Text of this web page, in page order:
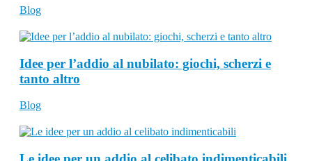
Blog
Idee per l’addio al nubilato: giochi, scherzi e
tanto altro
Blog